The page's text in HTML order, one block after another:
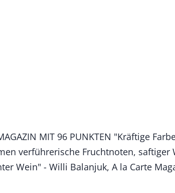
MAGAZIN MIT 96 PUNKTEN "Kräftige
verführerische Fruchtnoten,
Wein" - Willi Balanjuk, A la Carte